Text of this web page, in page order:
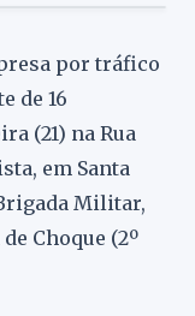
por tráfico
de 16
(21) na Rua
em Santa
Militar,
Choque (2º